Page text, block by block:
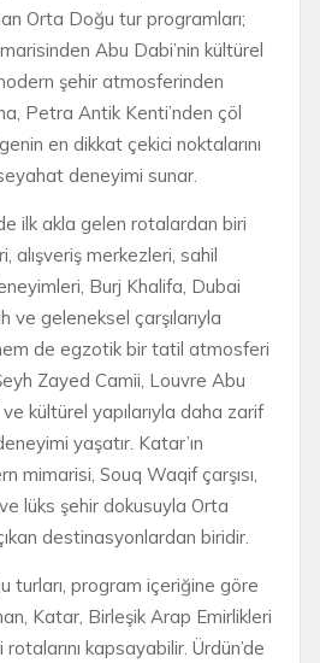
Orta Doğu tur programları;
Abu Dabi’nin kültürel
şehir atmosferinden
Petra Antik Kenti’nden çöl
en dikkat çekici noktalarını
deneyimi sunar.
ilk akla gelen rotalardan biri
alışveriş merkezleri, sahil
Burj Khalifa, Dubai
ve geleneksel çarşılarıyla
de egzotik bir tatil atmosferi
Zayed Camii, Louvre Abu
kültürel yapılarıyla daha zarif
yaşatır. Katar’ın
mimarisi, Souq Waqif çarşısı,
lüks şehir dokusuyla Orta
destinasyonlardan biridir.
turları, program içeriğine göre
Katar, Birleşik Arap Emirlikleri
kapsayabilir. Ürdün’de